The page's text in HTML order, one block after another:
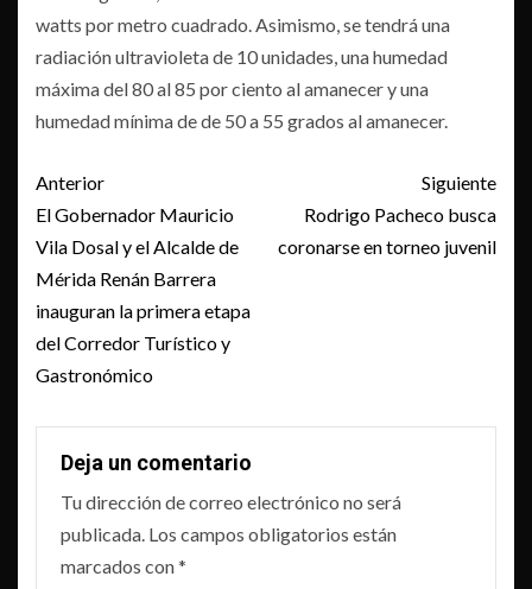
watts por metro cuadrado. Asimismo, se tendrá una
radiación ultravioleta de 10 unidades, una humedad
máxima del 80 al 85 por ciento al amanecer y una
humedad mínima de de 50 a 55 grados al amanecer.
Post
navigation
Anterior
El Gobernador Mauricio
Vila Dosal y el Alcalde de
Mérida Renán Barrera
inauguran la primera etapa
del Corredor Turístico y
Gastronómico
Siguiente
Rodrigo Pacheco busca
coronarse en torneo juvenil
Deja un comentario
Tu dirección de correo electrónico no será
publicada. Los campos obligatorios están
marcados con*